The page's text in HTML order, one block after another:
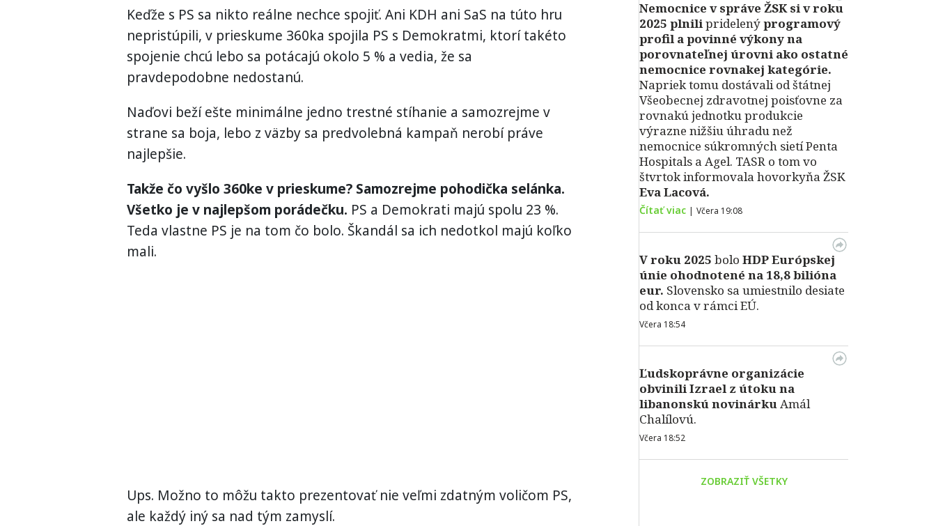
Keďže s PS sa nikto reálne nechce spojiť. Ani KDH ani SaS na túto hru
nepristúpili, v prieskume 360ka spojila PS s Demokratmi, ktorí takéto
spojenie chcú lebo sa potácajú okolo 5 % a vedia, že sa
pravdepodobne nedostanú.
Naďovi beží ešte minimálne jedno trestné stíhanie a samozrejme v
strane sa boja, lebo z väzby sa predvolebná kampaň nerobí práve
najlepšie.
Takže čo vyšlo 360ke v prieskume? Samozrejme pohodička selánka.
Všetko je v najlepšom porádečku. PS a Demokrati majú spolu 23 %.
Teda vlastne PS je na tom čo bolo. Škandál sa ich nedotkol majú koľko
mali.
Ups. Možno to môžu takto prezentovať nie veľmi zdatným voličom PS,
ale každý iný sa nad tým zamyslí.
Nemocnice v správe ŽSK si v roku
2025 plnilipridelenýprogramový
profil a povinné výkony na
porovnateľnej úrovni ako ostatné
nemocnice rovnakej kategórie.
Napriek tomu dostávali od štátnej
Všeobecnej zdravotnej poisťovne za
rovnakú jednotku produkcie
výrazne nižšiu úhradu než
nemocnice súkromných sietí Penta
Hospitals a Agel. TASR o tom vo
štvrtok informovala hovorkyňa ŽSK
Eva Lacová.
Čítať viac | Včera 19:08
V roku 2025 bolo HDPEurópskej
únie ohodnotené na 18,8 bilióna
eur. Slovensko sa umiestnilo desiate
od konca v rámci EÚ.
Včera 18:54
Ľudskoprávne organizácie
obvinili Izrael z útoku na
libanonskú novinárkuAmál
Chalílovú.
Včera 18:52
ZOBRAZIŤ VŠETKY